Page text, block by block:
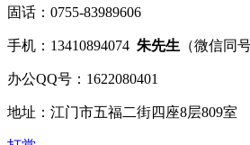
固话：0755-83989606
手机：13410894074 朱先生 （微信同号
办公QQ号：1622080401
地址：江门市五福二街四座8层809室